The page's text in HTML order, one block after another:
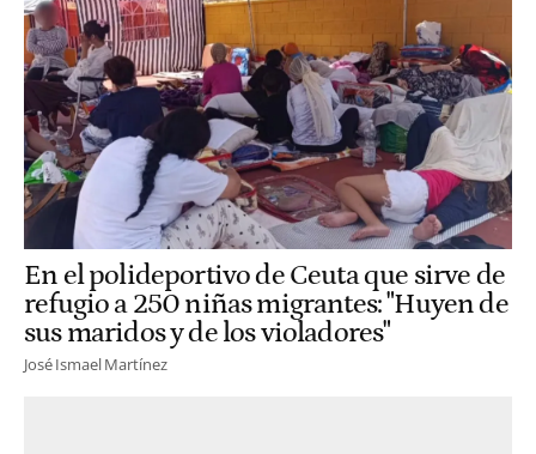
En el polideportivo de Ceuta que sirve de
refugio a 250 niñas migrantes: "Huyen de
sus maridos y de los violadores"
José Ismael Martínez